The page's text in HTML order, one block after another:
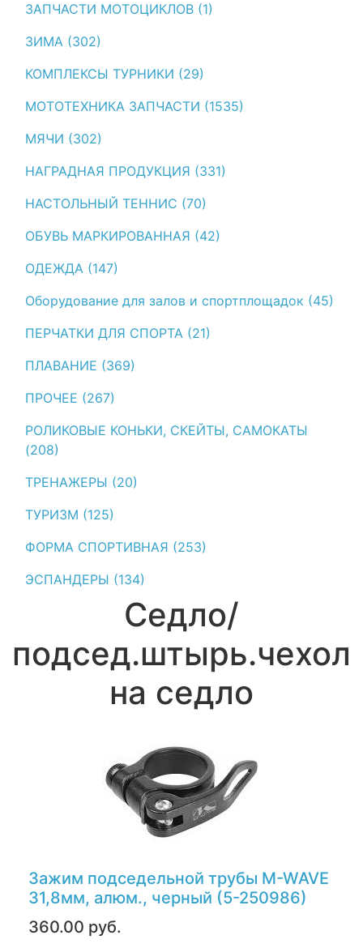
ЗАПЧАСТИ МОТОЦИКЛОВ (1)
ЗИМА (302)
КОМПЛЕКСЫ ТУРНИКИ (29)
МОТОТЕХНИКА ЗАПЧАСТИ (1535)
МЯЧИ (302)
НАГРАДНАЯ ПРОДУКЦИЯ (331)
НАСТОЛЬНЫЙ ТЕННИС (70)
ОБУВЬ МАРКИРОВАННАЯ (42)
ОДЕЖДА (147)
Оборудование для залов и спортплощадок (45)
ПЕРЧАТКИ ДЛЯ СПОРТА (21)
ПЛАВАНИЕ (369)
ПРОЧЕЕ (267)
РОЛИКОВЫЕ КОНЬКИ, СКЕЙТЫ, САМОКАТЫ
(208)
ТРЕНАЖЕРЫ (20)
ТУРИЗМ (125)
ФОРМА СПОРТИВНАЯ (253)
ЭСПАНДЕРЫ (134)
Седло/
подсед.штырь.чехол
на седло
Зажим подседельной трубы M-WAVE
31,8мм, алюм., черный (5-250986)
360.00 руб.